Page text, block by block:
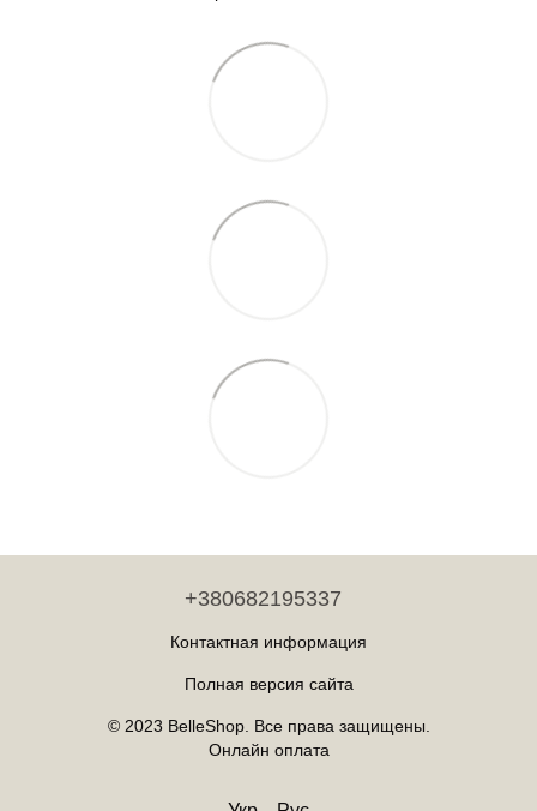
+380682195337
Контактная информация
Полная версия сайта
© 2023 BelleShop. Все права защищены.
Онлайн оплата